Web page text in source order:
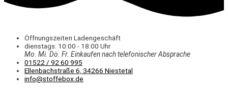
Öffnungszeiten Ladengeschäft
dienstags: 10:00 - 18:00 Uhr
Mo. Mi. Do. Fr. Einkaufennach telefonischer Absprache
01522 / 92 60 995
Ellenbachstraße 6, 34266 Niestetal
info@stoffebox.de